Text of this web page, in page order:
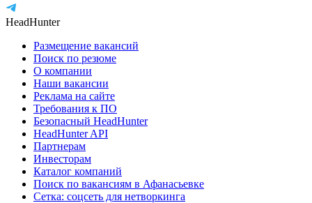
HeadHunter
Размещение вакансий
Поиск по резюме
О компании
Наши вакансии
Реклама на сайте
Требования к ПО
Безопасный HeadHunter
HeadHunter API
Партнерам
Инвесторам
Каталог компаний
Поиск по вакансиям в Афанасьевке
Сетка: соцсеть для нетворкинга